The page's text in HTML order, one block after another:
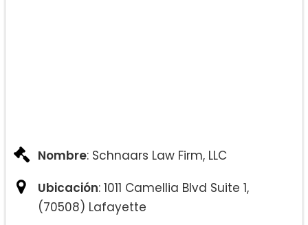
Nombre: Schnaars Law Firm, LLC
Ubicación: 1011 Camellia Blvd Suite 1,
(70508) Lafayette